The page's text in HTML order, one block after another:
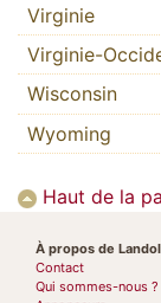
Virginie
Virginie-
Wisconsin
Wyoming
Haut de la
À propos de
Contact
Qui sommes-nous ?